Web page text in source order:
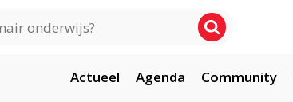
Actueel Agenda Community